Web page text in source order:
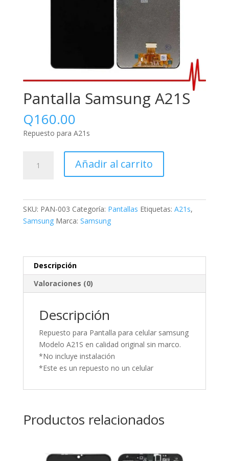
Pantalla Samsung A21S
Q160.00
Repuesto para A21s
Añadir al carrito
SKU: PAN-003 Categoría: Pantallas Etiquetas: A21s,
Samsung Marca: Samsung
Descripción
Valoraciones (0)
Descripción
Repuesto para Pantalla para celular samsung
Modelo A21S en calidad original sin marco.
*No incluye instalación
*Este es un repuesto no un celular
Productos relacionados